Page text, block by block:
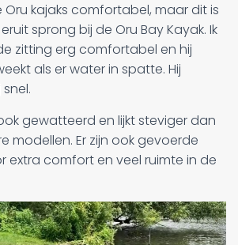
Oru kajaks comfortabel, maar dit is
sprong bij de Oru Bay Kayak. Ik
zitting erg comfortabel en hij
als er water in spatte. Hij
gewatteerd en lijkt steviger dan
modellen. Er zijn ook gevoerde
extra comfort en veel ruimte in de